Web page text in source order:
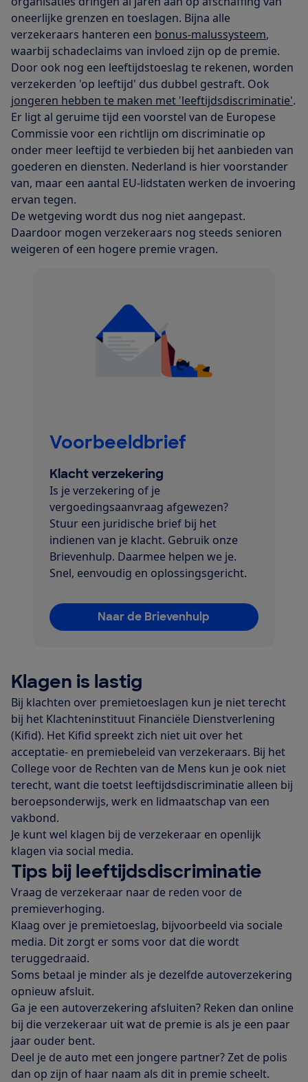
oneerlijke grenzen en toeslagen. Bijna alle
verzekeraars hanteren een bonus-malussysteem,
waarbij schadeclaims van invloed zijn op de premie.
Door ook nog een leeftijdstoeslag te rekenen, worden
verzekerden 'op leeftijd' dus dubbel gestraft. Ook
jongeren hebben te maken met 'leeftijdsdiscriminatie'.
Er ligt al geruime tijd een voorstel van de Europese
Commissie voor een richtlijn om discriminatie op
onder meer leeftijd te verbieden bij het aanbieden van
goederen en diensten. Nederland is hier voorstander
van, maar een aantal EU-lidstaten werken de invoering
ervan tegen.
De wetgeving wordt dus nog niet aangepast.
Daardoor mogen verzekeraars nog steeds senioren
weigeren of een hogere premie vragen.
Voorbeeldbrief
Klacht verzekering
Is je verzekering of je
vergoedingsaanvraag afgewezen?
Stuur een juridische brief bij het
indienen van je klacht. Gebruik onze
Brievenhulp. Daarmee helpen we je.
Snel, eenvoudig en oplossingsgericht.
Naar de Brievenhulp
Klagen is lastig
Bij klachten over premietoeslagen kun je niet terecht
bij het Klachteninstituut Financiële Dienstverlening
(Kifid). Het Kifid spreekt zich niet uit over het
acceptatie- en premiebeleid van verzekeraars. Bij het
College voor de Rechten van de Mens kun je ook niet
terecht, want die toetst leeftijdsdiscriminatie alleen bij
beroepsonderwijs, werk en lidmaatschap van een
vakbond.
Je kunt wel klagen bij de verzekeraar en openlijk
klagen via social media.
Tips bij leeftijdsdiscriminatie
Vraag de verzekeraar naar de reden voor de
premieverhoging.
Klaag over je premietoeslag, bijvoorbeeld via sociale
media. Dit zorgt er soms voor dat die wordt
teruggedraaid.
Soms betaal je minder als je dezelfde autoverzekering
opnieuw afsluit.
Ga je een autoverzekering afsluiten? Reken dan online
bij die verzekeraar uit wat de premie is als je een paar
jaar ouder bent.
Deel je de auto met een jongere partner? Zet de polis
dan op zijn of haar naam als dit in premie scheelt.